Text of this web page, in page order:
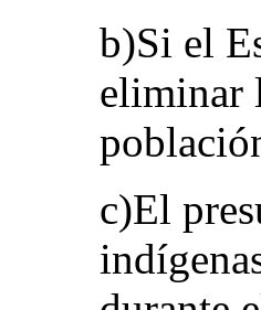
b)Si el
eliminar
c)El